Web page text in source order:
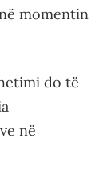
momentin
do të
në